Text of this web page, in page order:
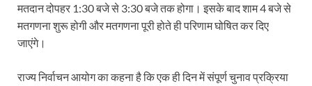
मतदान दोपहर 1:30 बजे से 3:30 बजे तक होगा। इसके बाद शाम 4 बजे से
मतगणना शुरू होगी और मतगणना पूरी होते ही परिणाम घोषित कर दिए
जाएंगे।
राज्य निर्वाचन आयोग का कहना है कि एक ही दिन में संपूर्ण चुनाव प्रक्रिया